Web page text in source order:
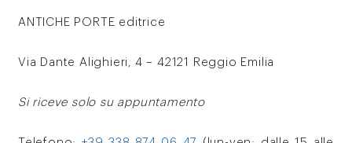
ANTICHE PORTE editrice
Via Dante Alighieri, 4 – 42121 Reggio Emilia
Si riceve solo su appuntamento